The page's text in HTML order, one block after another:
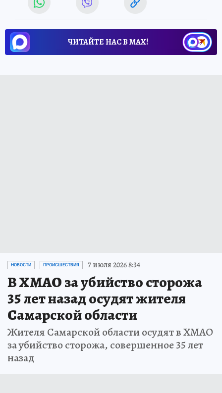
ЧИТАЙТЕ НАС В МАХ!
НОВОСТИ ПРОИСШЕСТВИЯ 7 июля 2026 8:34
В ХМАО за убийство сторожа
35 лет назад осудят жителя
Самарской области
Жителя Самарской области осудят в ХМАО
за убийство сторожа, совершенное 35 лет
назад